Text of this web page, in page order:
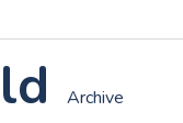
Archive